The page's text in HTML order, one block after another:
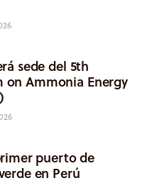
sede del 5th
on Ammonia Energy
puerto de
en Perú